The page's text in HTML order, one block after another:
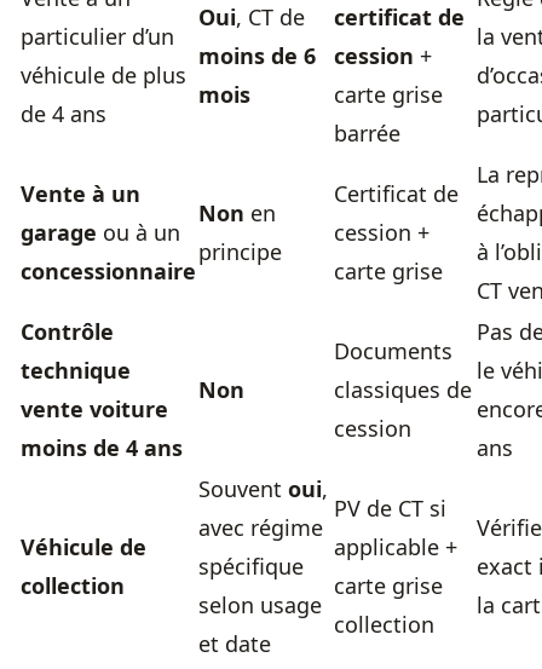
particulier d’un
véhicule de plus
de 4 ans
Oui, CT de
moins de 6
mois
certificat de
cession +
carte grise
barrée
la
Vente à un
garage ou à un
concessionnaire
Non en
principe
Certificat de
cession +
carte grise
La
à
CT
Contrôle
technique
vente voiture
moins de 4 ans
Non
Documents
classiques de
cession
Pas
le
ans
Véhicule de
collection
Souvent oui,
avec régime
spécifique
selon usage
et date
PV de CT si
applicable +
carte grise
collection
exact
la